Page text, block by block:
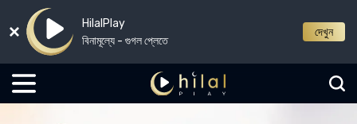
HilalPlay
বিনামূল্যে - গুগল প্লেতে
দেখুন